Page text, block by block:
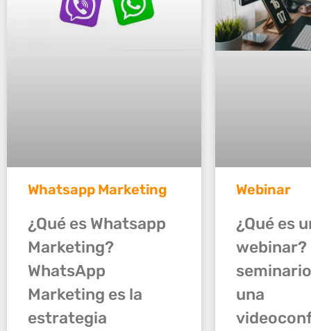
Whatsapp Marketing
¿Qué es Whatsapp
Marketing?
WhatsApp
Marketing es la
estrategia
Webinar
¿Qué es
webinar?
una